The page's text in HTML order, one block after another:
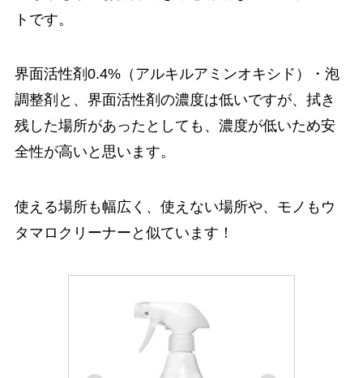
トです。
界面活性剤0.4%（アルキルアミンオキシド）・泡
調整剤と、界面活性剤の濃度は低いですが、拭き
残した場所があったとしても、濃度が低いため安
全性が高いと思います。
使える場所も幅広く、使えない場所や、モノもウ
タマロクリーナーと似ています！